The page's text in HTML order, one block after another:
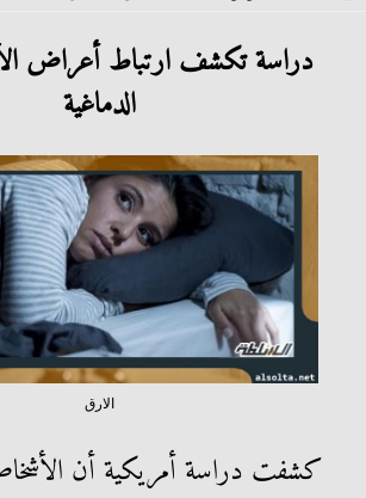
دراسة تكشف ارتباط أعراض
الدماغية
الارق
كشفت دراسة أمريكية أن